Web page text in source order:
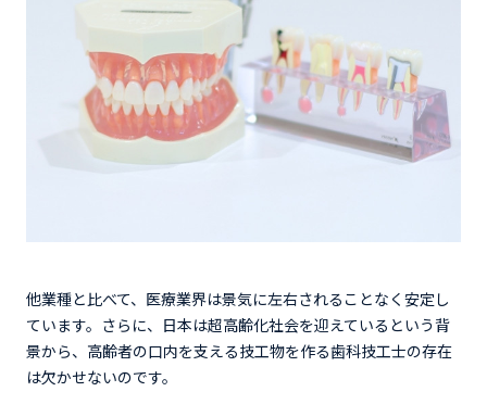
他業種と比べて、医療業界は景気に左右されることなく安定し
ています。さらに、日本は超高齢化社会を迎えているという背
景から、高齢者の口内を支える技工物を作る歯科技工士の存在
は欠かせないのです。